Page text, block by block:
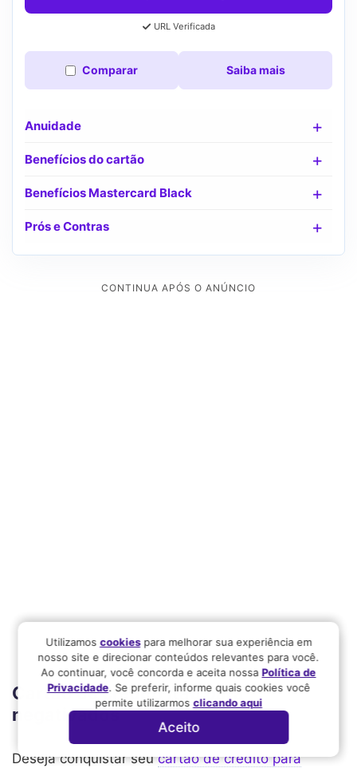
URL Verificada
Comparar Saiba mais
Anuidade
Benefícios do cartão
Benefícios Mastercard Black
Prós e Contras
Cartão de crédito Itaú para
negativados
Deseja conquistar seucartão de crédito para
Utilizamos cookiespara melhorar sua experiência em
nosso site e direcionar conteúdos relevantes para você.
Ao continuar, você concorda e aceita nossaPolítica de
Privacidade. Se preferir, informe quais cookies você
permite utilizarmos clicando aqui
Aceito